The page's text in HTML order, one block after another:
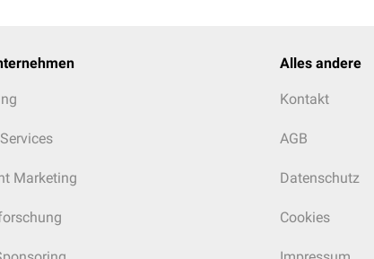
Marketing
Alles andere
Kontakt
AGB
Datenschutz
Cookies